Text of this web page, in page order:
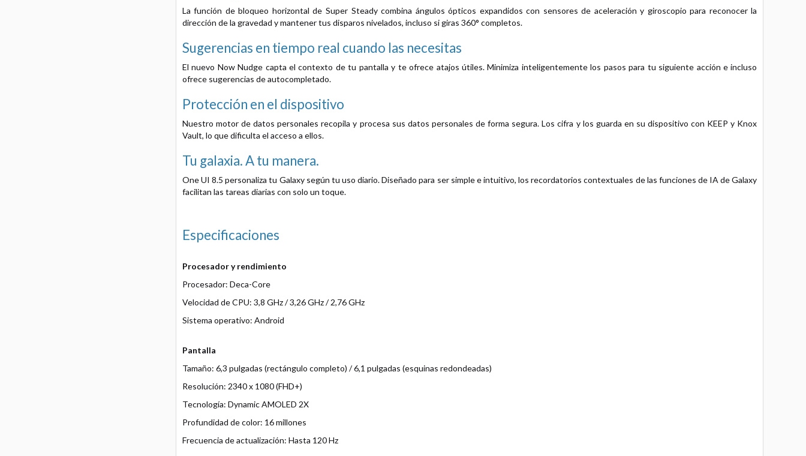
La función de bloqueo horizontal de Super Steady combina ángulos ópticos expandidos con sensores de aceleración y giroscopio para reconocer la
dirección de la gravedad y mantener tus disparos nivelados, incluso si giras 360° completos.
Sugerencias en tiempo real cuando las necesitas
El nuevo Now Nudge capta el contexto de tu pantalla y te ofrece atajos útiles. Minimiza inteligentemente los pasos para tu siguiente acción e incluso
ofrece sugerencias de autocompletado.
Protección en el dispositivo
Nuestro motor de datos personales recopila y procesa sus datos personales de forma segura. Los cifra y los guarda en su dispositivo con KEEP y Knox
Vault, lo que dificulta el acceso a ellos.
Tu galaxia. A tu manera.
One UI 8.5 personaliza tu Galaxy según tu uso diario. Diseñado para ser simple e intuitivo, los recordatorios contextuales de las funciones de IA de Galaxy
facilitan las tareas diarias con solo un toque.
Especificaciones
Procesador y rendimiento
Procesador: Deca-Core
Velocidad de CPU: 3,8 GHz / 3,26 GHz / 2,76 GHz
Sistema operativo: Android
Pantalla
Tamaño: 6,3 pulgadas (rectángulo completo) / 6,1 pulgadas (esquinas redondeadas)
Resolución: 2340 x 1080 (FHD+)
Tecnología: Dynamic AMOLED 2X
Profundidad de color: 16 millones
Frecuencia de actualización: Hasta 120 Hz